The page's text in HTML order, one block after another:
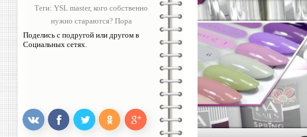
Теги: YSL master, кого собственно
нужно стараются? Пора
Поделись с подругой или другом в
Социальных сетях.